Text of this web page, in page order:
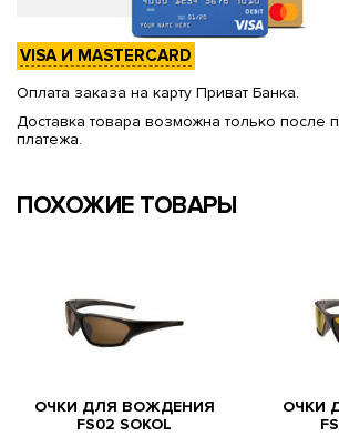
VISA И MASTERCARD
Оплата заказа на карту Приват Банка.
Доставка товара возможна только после
платежа.
ПОХОЖИЕ ТОВАРЫ
ОЧКИ ДЛЯ ВОЖДЕНИЯ
FS02 SOKOL
ОЧКИ